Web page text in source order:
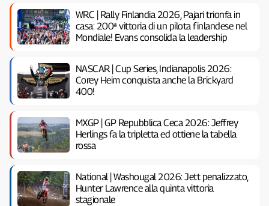
WRC | Rally Finlandia 2026, Pajari trionfa in
casa: 200ª vittoria di un pilota finlandese nel
Mondiale! Evans consolida la leadership
NASCAR | Cup Series, Indianapolis 2026:
Corey Heim conquista anche la Brickyard
400!
MXGP | GP Repubblica Ceca 2026: Jeffrey
Herlings fa la tripletta ed ottiene la tabella
rossa
National | Washougal 2026: Jett penalizzato,
Hunter Lawrence alla quinta vittoria
stagionale